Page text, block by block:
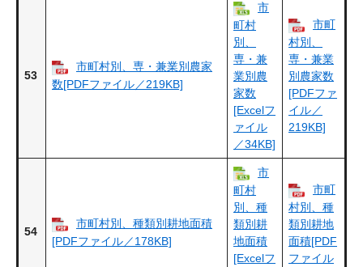
53
市町村別、専・兼業別農家
数[PDFファイル／219KB]
市
町村
別、
専・兼
業別農
家数
[Excelフ
ァイル
／34KB]
市町
村別、
専・兼業
別農家数
[PDFファ
イル／
219KB]
54
市町村別、種類別耕地面積
[PDFファイル／178KB]
市
町村
別、種
類別耕
地面積
[Excelフ
市町
村別、種
類別耕地
面積​[PDF
ファイル